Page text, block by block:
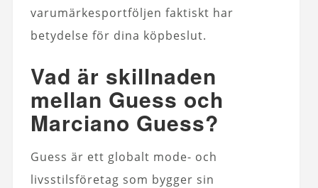
varumärkesportföljen faktiskt har
betydelse för dina köpbeslut.
Vad är skillnaden
mellan Guess och
Marciano Guess?
Guess är ett globalt mode- och
livsstilsföretag som bygger sin